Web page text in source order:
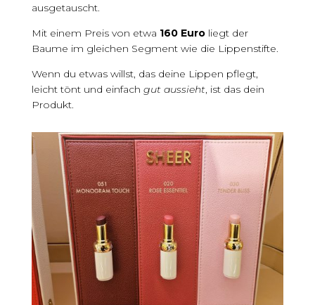
ausgetauscht.
Mit einem Preis von etwa 160 Euroliegt der
Baume im gleichen Segment wie die Lippenstifte.
Wenn du etwas willst, das deine Lippen pflegt,
leicht tönt und einfach gut aussieht, ist das dein
Produkt.